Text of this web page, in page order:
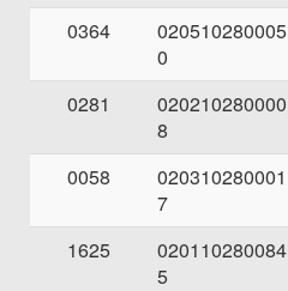
0364
020510280005
0
0281
020210280000
8
0058
020310280001
7
1625
020110280084
5